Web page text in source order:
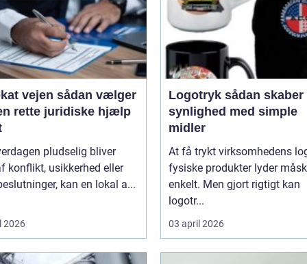
sådan vælger
rette juridiske hjælp
pludselig bliver
konflikt, usikkerhed eller
kan en lokal a...
2026
Logotryk sådan skaber du
synlighed med simple
midler
At få trykt virksomhedens
fysiske produkter lyder
enkelt. Men gjort rigtigt kan
logotr...
03 april 2026